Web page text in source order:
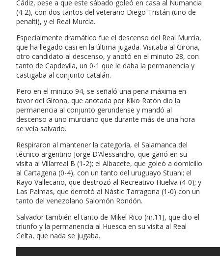
Cádiz, pese a que este sábado goleó en casa al Numancia
(4-2), con dos tantos del veterano Diego Tristán (uno de
penalti), y el Real Murcia.
Especialmente dramático fue el descenso del Real Murcia,
que ha llegado casi en la última jugada. Visitaba al Girona,
otro candidato al descenso, y anotó en el minuto 28, con
tanto de Capdevila, un 0-1 que le daba la permanencia y
castigaba al conjunto catalán.
Pero en el minuto 94, se señaló una pena máxima en
favor del Girona, que anotada por Kiko Ratón dio la
permanencia al conjunto gerundense y mandó al
descenso a uno murciano que durante más de una hora
se veía salvado.
Respiraron al mantener la categoría, el Salamanca del
técnico argentino Jorge D’Alessandro, que ganó en su
visita al Villarreal B (1-2); el Albacete, que goleó a domicilio
al Cartagena (0-4), con un tanto del uruguayo Stuani; el
Rayo Vallecano, que destrozó al Recreativo Huelva (4-0); y
Las Palmas, que derrotó al Nástic Tarragona (1-0) con un
tanto del venezolano Salomón Rondón.
Salvador también el tanto de Mikel Rico (m.11), que dio el
triunfo y la permanencia al Huesca en su visita al Real
Celta, que nada se jugaba.